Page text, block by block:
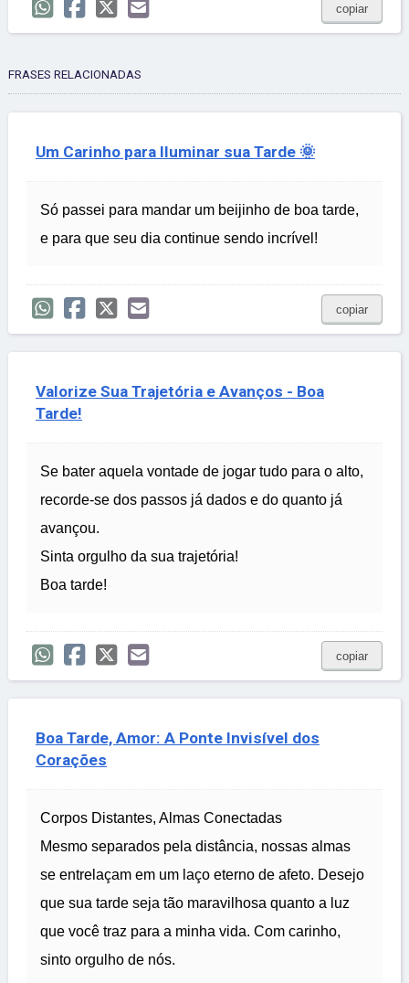
copiar
FRASES RELACIONADAS
Um Carinho para Iluminar sua Tarde 🌞
Só passei para mandar um beijinho de boa tarde,
e para que seu dia continue sendo incrível!
copiar
Valorize Sua Trajetória e Avanços - Boa
Tarde!
Se bater aquela vontade de jogar tudo para o alto,
recorde-se dos passos já dados e do quanto já
avançou.
Sinta orgulho da sua trajetória!
Boa tarde!
copiar
Boa Tarde, Amor: A Ponte Invisível dos
Corações
Corpos Distantes, Almas Conectadas
Mesmo separados pela distância, nossas almas
se entrelaçam em um laço eterno de afeto. Desejo
que sua tarde seja tão maravilhosa quanto a luz
que você traz para a minha vida. Com carinho,
sinto orgulho de nós.